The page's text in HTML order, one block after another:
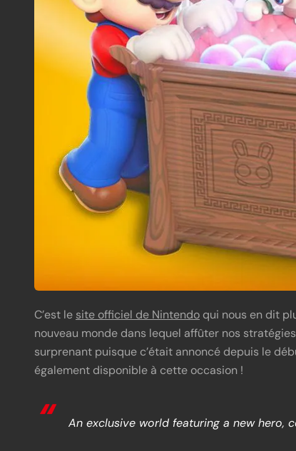
C’est le site officiel de Nintendo qui nous en dit
nouveau monde dans lequel affûter nos
surprenant puisque c’était annoncé depuis le
également disponible à cette occasion !
An exclusive world featuring a new hero,